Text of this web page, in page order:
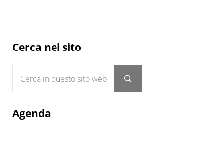
Sidebar
Cerca nel sito
Submit search
Agenda